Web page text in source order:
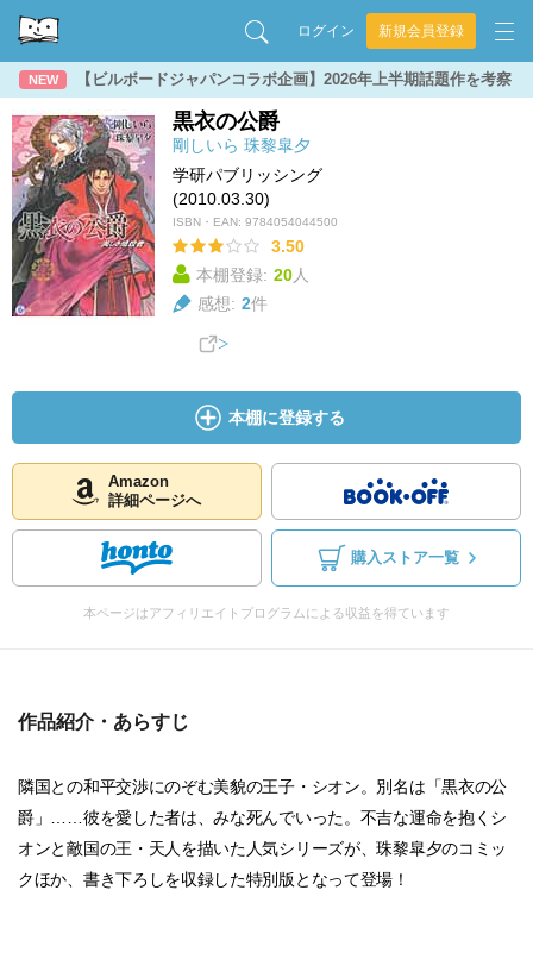
ログイン 新規会員登録
NEW 【ビルボードジャパンコラボ企画】2026年上半期話題作を考察
黒衣の公爵
剛しいら 珠黎皐夕
学研パブリッシング
(2010.03.30)
ISBN・EAN: 9784054044500
3.50
本棚登録: 20人
感想: 2件
本棚に登録する
Amazon
詳細ページへ
購入ストア一覧
本ページはアフィリエイトプログラムによる収益を得ています
作品紹介・あらすじ
隣国との和平交渉にのぞむ美貌の王子・シオン。別名は「黒衣の公
爵」……彼を愛した者は、みな死んでいった。不吉な運命を抱くシ
オンと敵国の王・天人を描いた人気シリーズが、珠黎皐夕のコミッ
クほか、書き下ろしを収録した特別版となって登場！